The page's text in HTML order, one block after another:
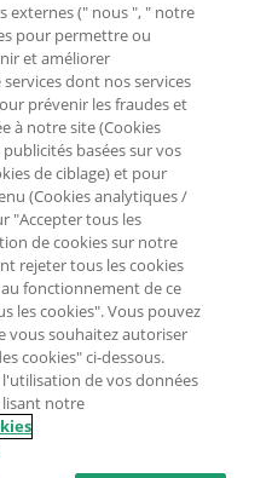
externes (" nous ", " notre
pour permettre ou
et améliorer
dont nos services
prévenir les fraudes et
à notre site (Cookies
basées sur vos
de ciblage) et pour
(Cookies analytiques /
"Accepter tous les
de cookies sur notre
rejeter tous les cookies
fonctionnement de ce
les cookies". Vous pouvez
vous souhaitez autoriser
cookies" ci-dessous.
de vos données
lisant notre